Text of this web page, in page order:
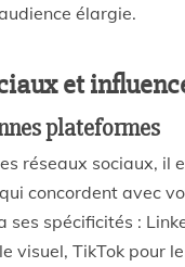
élargie.
et
plateformes
réseaux sociaux, il
concordent avec
ses spécificités :
visuel, TikTok pour